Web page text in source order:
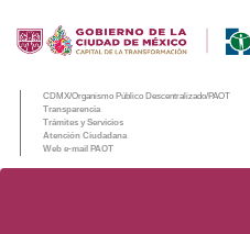
CDMX/Organismo Público Descentralizado/PAOT
Transparencia
Trámites y Servicios
Atención Ciudadana
Web e-mail PAOT